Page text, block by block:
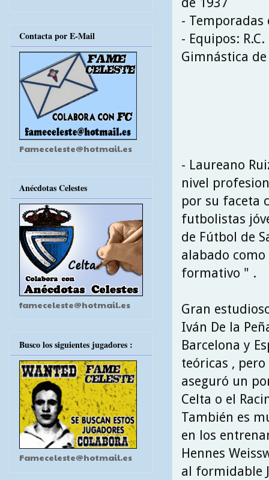
- Temporadas
- Equipos:
Gimnástica
- Laureano
nivel
por su faceta
futbolistas
de Fútbol de
alabado
formativo " .
Gran
Iván De la
Barcelona y
teóricas ,
aseguró un
Celta o el
También es
en los
Hennes
al formidable
Contacta por E-Mail
Fameceleste@hotmail.es
Anécdotas Celestes
fameceleste@hotmail.es
Busco los siguientes jugadores :
Fameceleste@hotmail.es